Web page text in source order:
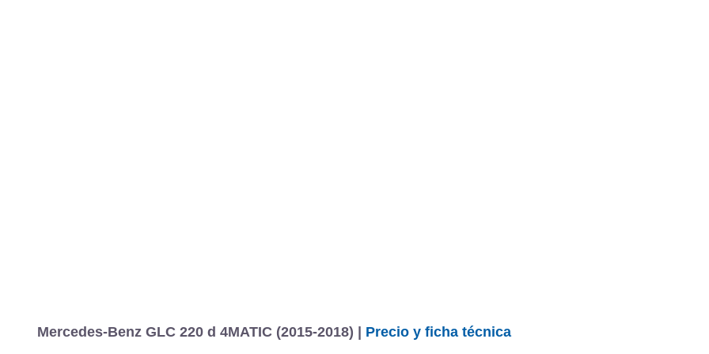
Mercedes-Benz GLC 220 d 4MATIC (2015-2018) | Precio y ficha técnica